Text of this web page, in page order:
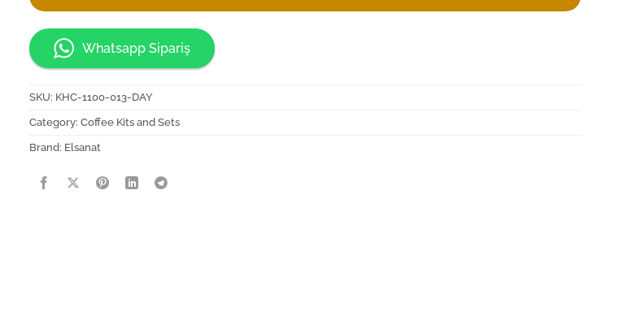
Whatsapp Sipariş
SKU: KHC-1100-013-DAY
Category: Coffee Kits and Sets
Brand: Elsanat